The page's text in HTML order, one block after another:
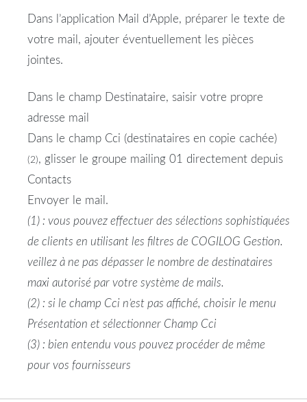
Dans l’application Mail d’Apple, préparer le texte de
votre mail, ajouter éventuellement les pièces
jointes.
Dans le champ Destinataire, saisir votre propre
adresse mail
Dans le champ Cci (destinataires en copie cachée)
(2), glisser le groupe mailing 01 directement depuis
Contacts
Envoyer le mail.
(1) : vous pouvez effectuer des sélections sophistiquées
de clients en utilisant les filtres de COGILOG Gestion.
veillez à ne pas dépasser le nombre de destinataires
maxi autorisé par votre système de mails.
(2) : si le champ Cci n’est pas affiché, choisir le menu
Présentation et sélectionner Champ Cci
(3) : bien entendu vous pouvez procéder de même
pour vos fournisseurs